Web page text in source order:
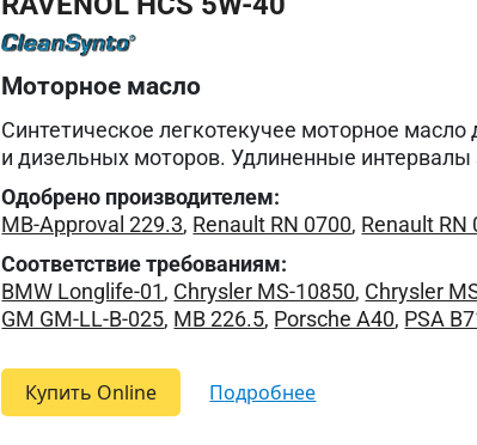
Моторное масло
Синтетическое легкотекучее моторное
и дизельных моторов. Удлиненные
Одобрено производителем:
MB-Approval 229.3, Renault RN 0700, Renault RN
Соответствие требованиям:
BMW Longlife-01, Chrysler MS-10850, Chrysler
GM GM-LL-B-025, MB 226.5, Porsche A40, PSA
Купить Online подробнее